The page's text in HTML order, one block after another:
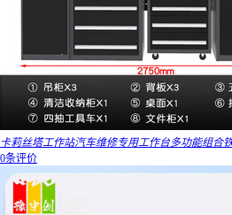
卡莉丝塔工作站汽车维修专用工作台多功能组合
0条评价